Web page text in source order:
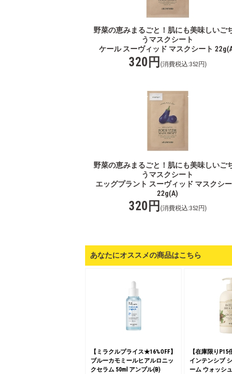
野菜の恵みまるごと！肌にも美味しいご
うマスクシート
ケール スーヴィッド マスクシート
320円 (消費税込:352円)
野菜の恵みまるごと！肌にも美味しいご
うマスクシート
エッグプラント スーヴィッド マスクシ
22g(A)
320円 (消費税込:352円)
あなたにオススメの商品はこちら
【ミラクルプライス★16%OFF】
ブルーカモミールヒアルロニッ
クセラム 50ml アンプル(B)
【在庫限りP15
インテンシブ
ーム ウォッシ